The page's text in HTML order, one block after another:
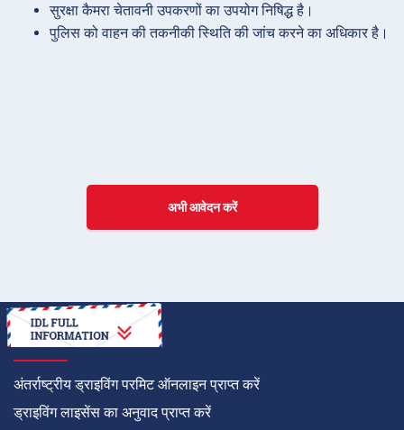
सुरक्षा कैमरा चेतावनी उपकरणों का उपयोग निषिद्ध है।
पुलिस को वाहन की तकनीकी स्थिति की जांच करने का अधिकार है।
अभी आवेदन करें
कैसे करें
अंतर्राष्ट्रीय ड्राइविंग परमिट ऑनलाइन प्राप्त करें
ड्राइविंग लाइसेंस का अनुवाद प्राप्त करें